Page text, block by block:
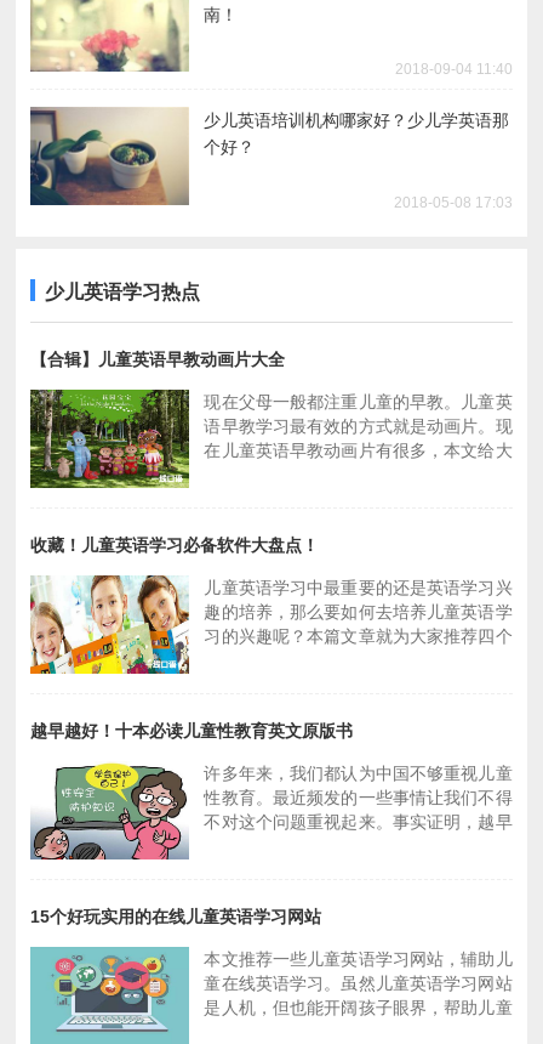
南！
2018-09-04 11:40
少儿英语培训机构哪家好？少儿学英语那
个好？
2018-05-08 17:03
样做了...
构？
2018-08-17 09:19
少儿英语学习热点
【合辑】儿童英语早教动画片大全
现在父母一般都注重儿童的早教。儿童英
语早教学习最有效的方式就是动画片。现
在儿童英语早教动画片有很多，本文给大
年龄：3-7岁，推荐指数：★★★
龄：1-4岁，推荐指数：★★★
3、Meg and Mog女巫麦格和小猫莫格，
适合年龄：3-6岁，推荐指数：★★★
5、Ben and Holly's Little Kingdom本和
霍利的小王国，适合年龄：3-6岁，推荐
指数：★★★
这是5个比较好，一共20部早教动画片，
足够让家长们选了，给大家太多选择反而
收藏！儿童英语学习必备软件大盘点！
儿童英语学习中最重要的还是英语学习兴
趣的培养，那么要如何去培养儿童英语学
习的兴趣呢？本篇文章就为大家推荐四个
年龄推荐不同的学习课程。
Parents Play and Learn是一款北美家喻
户晓的儿童英语学习软件，内容也非常的
丰富。
软件，阅读等级分为了22个级别，每一个
级别中都包括词汇认读、故事、历史、科
学、诗歌等内容。
√四、多纳英语
多纳英语是一款适合2-8岁的小孩使用的
越早越好！十本必读儿童性教育英文原版书
许多年来，我们都认为中国不够重视儿童
性教育。最近频发的一些事情让我们不得
不对这个问题重视起来。事实证明，越早
这本书不仅帮大人解决一些“难以启齿”的
心。
★二、What’s the Big Secret?
适读儿童年龄：4—10岁
15个好玩实用的在线儿童英语学习网站
本文推荐一些儿童英语学习网站，辅助儿
童在线英语学习。虽然儿童英语学习网站
是人机，但也能开阔孩子眼界，帮助儿童